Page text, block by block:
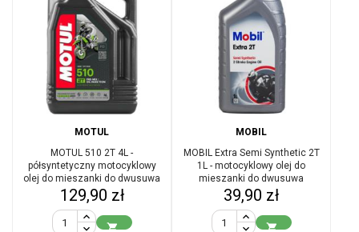
MOTUL
MOTUL 510 2T 4L -
półsyntetyczny motocyklowy
olej do mieszanki do dwusuwa
Cena
129,90 zł

MOBIL
MOBIL Extra Semi Synthetic 2T
1L - motocyklowy olej do
mieszanki do dwusuwa
Cena
39,90 zł
